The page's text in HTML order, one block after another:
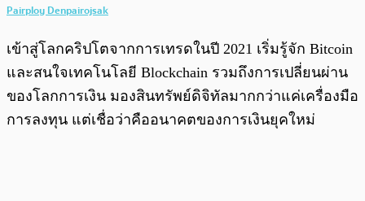
Pairploy Denpairojsak
เข้าสู่โลกคริปโตจากการเทรดในปี 2021 เริ่มรู้จัก Bitcoin
และสนใจเทคโนโลยี Blockchain รวมถึงการเปลี่ยนผ่าน
ของโลกการเงิน มองสินทรัพย์ดิจิทัลมากกว่าแค่เครื่องมือ
การลงทุน แต่เชื่อว่าคืออนาคตของการเงินยุคใหม่